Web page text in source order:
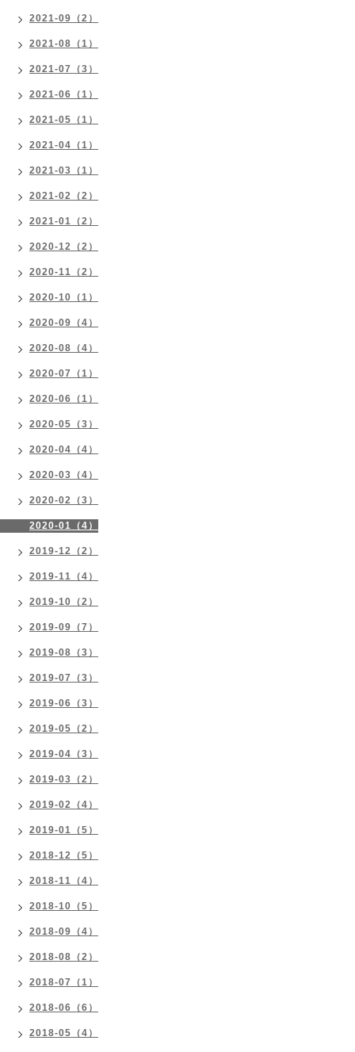
2021-09（2）
2021-08（1）
2021-07（3）
2021-06（1）
2021-05（1）
2021-04（1）
2021-03（1）
2021-02（2）
2021-01（2）
2020-12（2）
2020-11（2）
2020-10（1）
2020-09（4）
2020-08（4）
2020-07（1）
2020-06（1）
2020-05（3）
2020-04（4）
2020-03（4）
2020-02（3）
2020-01（4）
2019-12（2）
2019-11（4）
2019-10（2）
2019-09（7）
2019-08（3）
2019-07（3）
2019-06（3）
2019-05（2）
2019-04（3）
2019-03（2）
2019-02（4）
2019-01（5）
2018-12（5）
2018-11（4）
2018-10（5）
2018-09（4）
2018-08（2）
2018-07（1）
2018-06（6）
2018-05（4）